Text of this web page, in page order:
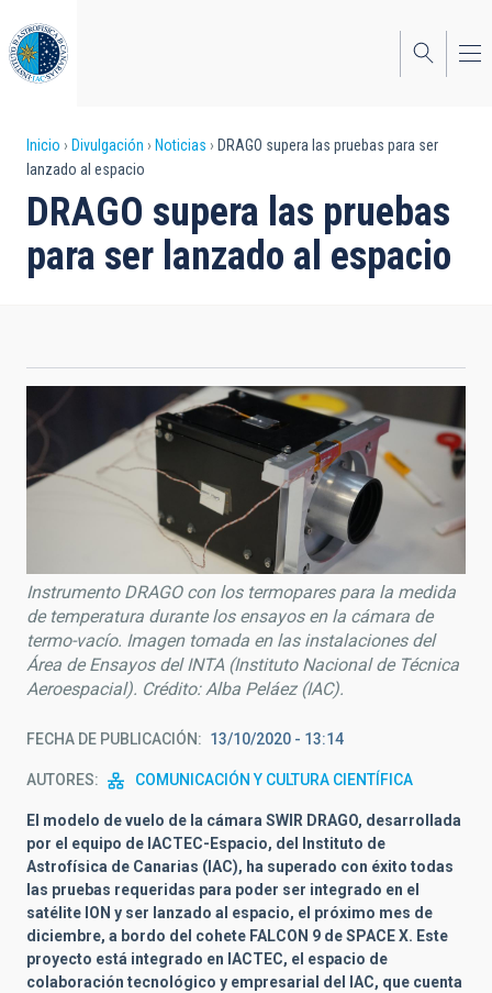
al
contenido
principal
Sobrescribir
enlaces
de
ayuda
navegación
Inicio Divulgación Noticias
DRAGO supera las pruebas para ser
lanzado al espacio
DRAGO supera las pruebas
para ser lanzado al espacio
Instrumento DRAGO con los termopares para la medida
de temperatura durante los ensayos en la cámara de
termo-vacío. Imagen tomada en las instalaciones del
Área de Ensayos del INTA (Instituto Nacional de Técnica
Aeroespacial). Crédito: Alba Peláez (IAC).
FECHA DE PUBLICACIÓN 13/10/2020 - 13:14
AUTORES COMUNICACIÓN Y CULTURA CIENTÍFICA
El modelo de vuelo de la cámara SWIR DRAGO, desarrollada
por el equipo de IACTEC-Espacio, del Instituto de
Astrofísica de Canarias (IAC), ha superado con éxito todas
las pruebas requeridas para poder ser integrado en el
satélite ION y ser lanzado al espacio, el próximo mes de
diciembre, a bordo del cohete FALCON 9 de SPACE X. Este
proyecto está integrado en IACTEC, el espacio de
colaboración tecnológico y empresarial del IAC, que cuenta